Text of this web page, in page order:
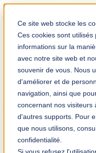
Ce site web stocke les
Ces cookies sont utilisés
informations sur la
avec notre site web et
souvenir de vous. Nous
d'améliorer et de
navigation, ainsi que
concernant nos visiteurs
d'autres supports. Pour
que nous utilisons,
confidentialité.
Solution Finder
TKM
fr
+33 (0) 3 28 35 08 00